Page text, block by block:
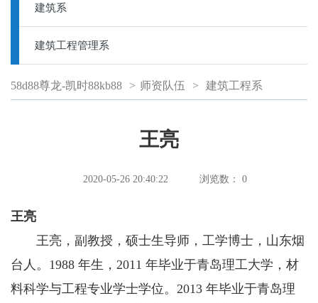
建筑系
建筑工程管理系
58d88尊龙-凯时88kb88 > 师资队伍 > 建筑工程系
王亮
2020-05-26 20:40:22 浏览数： 0
王亮
王亮，副教授，硕士生导师，工学博士，山东烟
台人。1988 年生，2011 年毕业于青岛理工大学，材
料科学与工程专业学士学位。2013 年毕业于青岛理